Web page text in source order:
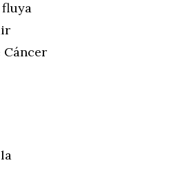
fluya
Cáncer